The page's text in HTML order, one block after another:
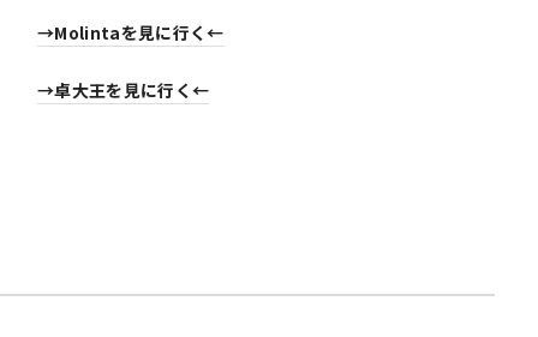
→Molintaを見に行く←
→卓大王を見に行く←